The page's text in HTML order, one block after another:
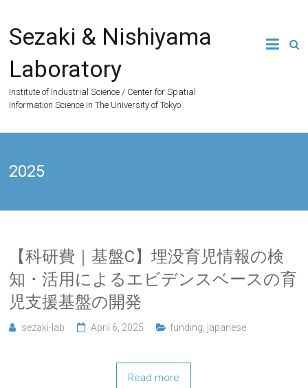
content
Sezaki & Nishiyama
Laboratory
Institute of Industrial Science / Center for Spatial
Information Science in The University of Tokyo
2025
【科研費｜基盤C】埋没育児情報の検
知・活用によるエビデンスベースの育
児支援基盤の開発
sezaki-lab April 6, 2025 funding japanese
Read more